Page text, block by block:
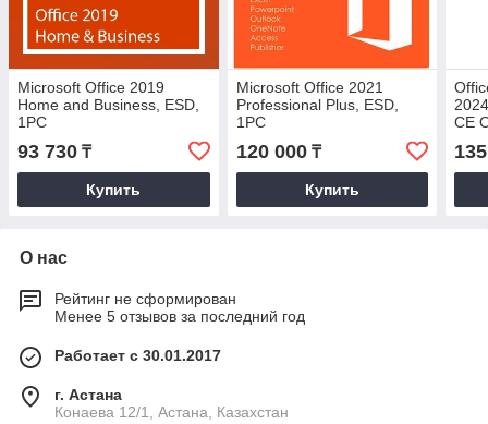
Microsoft Office 2019
Home and Business, ESD,
1PC
93 730 ₸
Купить
Microsoft Office 2021
Professional Plus, ESD,
1PC
120 000₸
Купить
CE
О нас
Рейтинг не сформирован
Менее 5 отзывов за последний год
Работает с 30.01.2017
г. Астана
Конаева 12/1, Астана, Казахстан